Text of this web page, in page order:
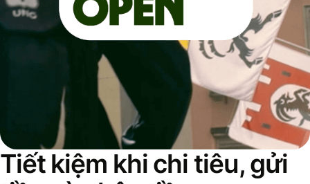
Tiết kiệm khi chi tiêu, gửi